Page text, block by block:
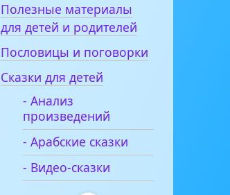
Полезные материалы
для детей и родителей
Пословицы и поговорки
Сказки для детей
- Анализ
произведений
- Арабские сказки
- Видео-сказки